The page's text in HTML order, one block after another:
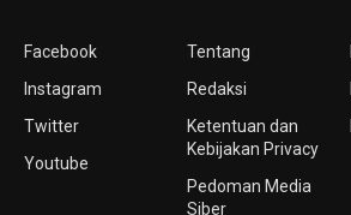
Facebook
Instagram
Twitter
Youtube
Tentang
Redaksi
Ketentuan dan
Kebijakan Privacy
Pedoman Media
Siber